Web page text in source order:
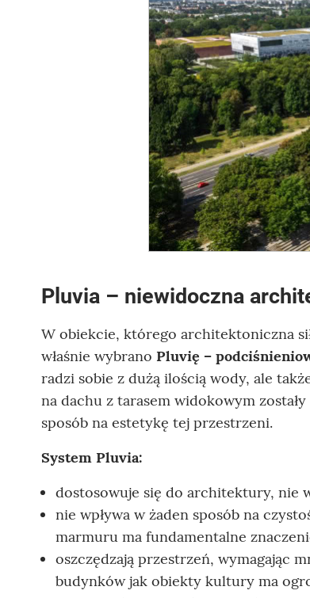
Pluvia – niewidoczna
W obiekcie, którego architektoniczna
właśnie wybrano Pluvię –
radzi sobie z dużą ilością wody, ale
na dachu z tarasem widokowym
sposób na estetykę tej przestrzeni.
System Pluvia:
dostosowuje się do architektury, nie
nie wpływa w żaden sposób na
marmuru ma fundamentalne
oszczędzają przestrzeń, wymagając
budynków jak obiekty kultury ma